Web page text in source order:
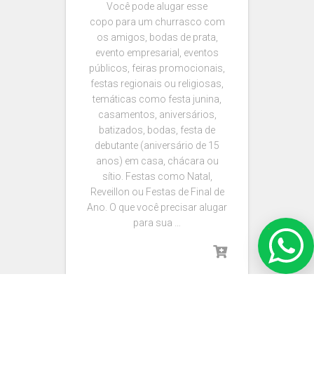
Você pode alugar esse
copo para um churrasco com
os amigos, bodas de prata,
evento empresarial, eventos
públicos, feiras promocionais,
festas regionais ou religiosas,
temáticas como festa junina,
casamentos, aniversários,
batizados, bodas, festa de
debutante (aniversário de 15
anos) em casa, chácara ou
sítio. Festas como Natal,
Reveillon ou Festas de Final de
Ano. O que você precisar alugar
para sua …